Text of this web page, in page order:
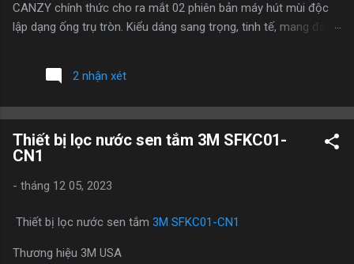
CANZY chính thức cho ra mắt 02 phiên bản máy hút mùi độc
lập dạng ống trụ tròn. Kiểu dáng sang trọng, tinh tế, mang đậm
mà còn là điểm nhấn nội thất đẳng cấp cho mọi không gian.
Máy hút mùi độc lập trụ tròn Model CZ H600DI (Link sản phẩm :
canzy-cz-h600di ) Máy hút mùi độc lập trụ tròn CANZY Model
CZ H601DI (Link sản phẩm : https://nicekitchen.com.vn/may-
hut-mui-doc-lap-tru-tron-canzy-cz-h601di ) Thiết kế trụ tròn
độc lập – Tối ưu không gian bếp đảo CANZY CZ H600DI và CZ
hợp với các căn bếp đảo hiện đại. Kiểu dáng tối giản nhưng đầy
nhiều phong cách nội thất khác nhau Tạo ...
2 nhận xét
Thiết bị lọc nước sen tắm 3M SFKC01-
CN1
- tháng 12 05, 2023
Thiết bị lọc nước sen tắm 3M SFKC01-CN1
Thương hiệu 3M USA